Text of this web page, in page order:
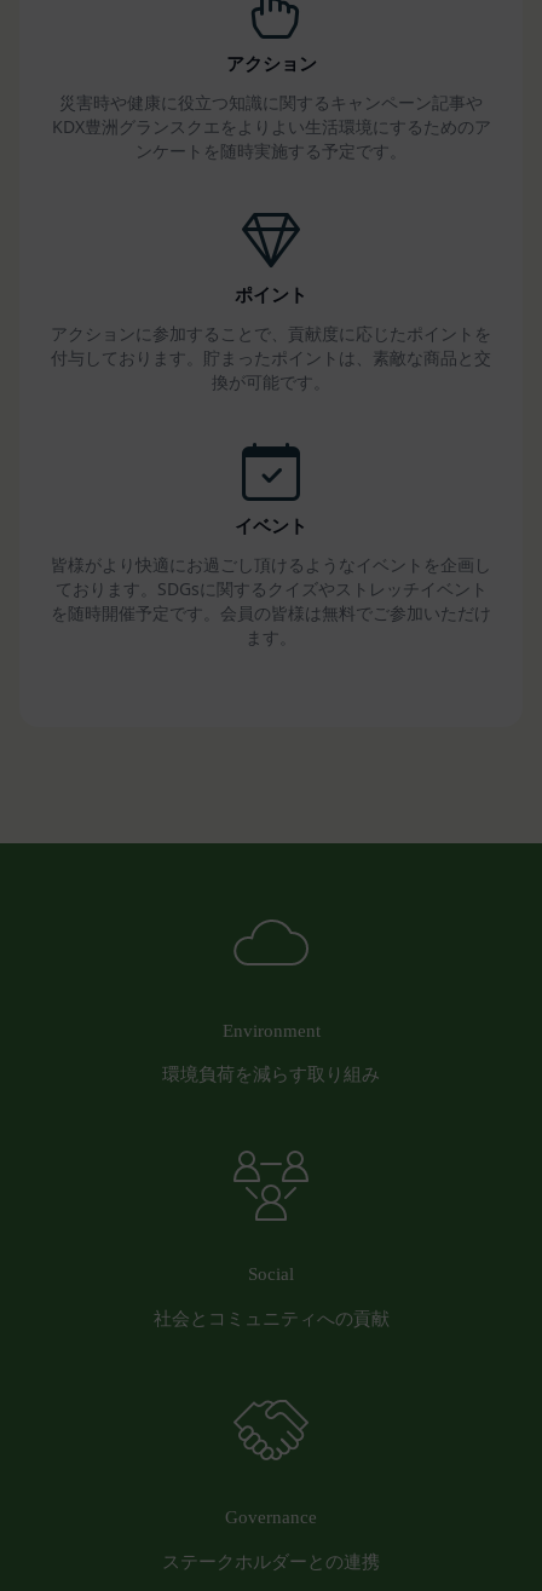
アクション
災害時や健康に役立つ知識に関するキャンペーン記事や
KDX豊洲グランスクエをよりよい生活環境にするためのア
ンケートを随時実施する予定です。
ポイント
アクションに参加することで、貢献度に応じたポイントを
付与しております。貯まったポイントは、素敵な商品と交
換が可能です。
イベント
皆様がより快適にお過ごし頂けるようなイベントを企画し
ております。SDGsに関するクイズやストレッチイベント
を随時開催予定です。会員の皆様は無料でご参加いただけ
ます。
Environment
環境負荷を減らす取り組み
Social
社会とコミュニティへの貢献
Governance
ステークホルダーとの連携
規約に基づく権利もしくは義務につき、第三者に対
し、譲渡、移転、担保設定、その他の処分をするこ
当社は本サービスにかかる事業を第三者に譲渡した
場合には、当該事業譲渡に伴い本規約に基づく権利
および義務並びに会員の登録事項その他の情報を当
し、会員は、かかる譲渡につき本項においてあらか
じめ同意したものとします。なお、本項に定める事
業譲渡には、通常の事業譲渡のみならず、会社分割
ます。
第15条（第三者への委託）
します。ただし、当社は、これにより、会員に対す
る義務を免れることはできないものとします。
ことにより、免責されるものとします。
当社が相当の安全策を講じたにもかかわらず通信回
線やコンピュータなどに障害が生じ、システムの中
証いたしません。
当社は、会員が本規約に違反したことによって、会
一切責任を負わないものとします。
会員が、本サービスをご利用になることにより、他
当社には一切損害等を与えないものとします。
会員は、本サービスを当社が別途定める「
」に則り利用するものとします。これらの規
は、一切責任を負わないものとします。
当社および会員は、本サービスの利用に関して本規
解決するものとします。
第18条（分離可能性）
よび一部が無効または執行不能と判断された規定の